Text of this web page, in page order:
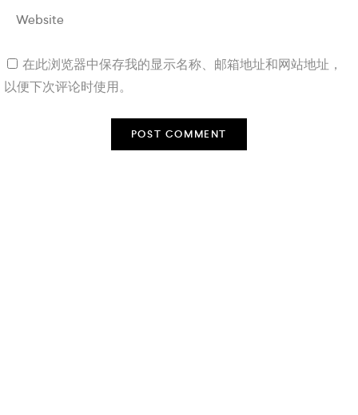
在此浏览器中保存我的显示名称、邮箱地址和网站地址，
以便下次评论时使用。